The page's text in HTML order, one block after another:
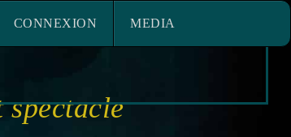
CONNEXION
CONNEXION MEDIA